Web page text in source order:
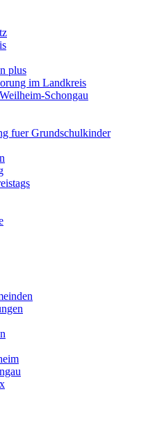
plus
im Landkreis
Schongau
fuer Grundschulkinder